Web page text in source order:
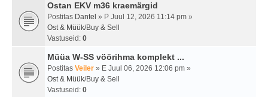
Ostan EKV m36 kraemärgid
Postitas Dantel » P Juul 12, 2026 11:14 pm »
Ost & Müük/Buy & Sell
Vastuseid: 0
Müüa W-SS vöörihma komplekt ...
Postitas Veiler » E Juul 06, 2026 12:06 pm »
Ost & Müük/Buy & Sell
Vastuseid: 0